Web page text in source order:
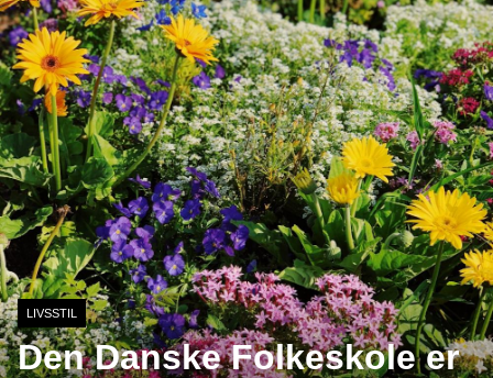
LIVSSTIL
Den Danske Folkeskole er